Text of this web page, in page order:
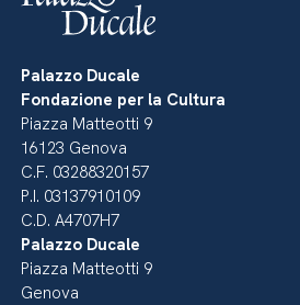
Palazzo Ducale
Fondazione per la Cultura
Piazza Matteotti 9
16123 Genova
C.F. 03288320157
P.I. 03137910109
C.D. A4707H7
Palazzo Ducale
Piazza Matteotti 9
Genova